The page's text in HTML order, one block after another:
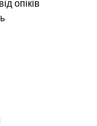
опіків